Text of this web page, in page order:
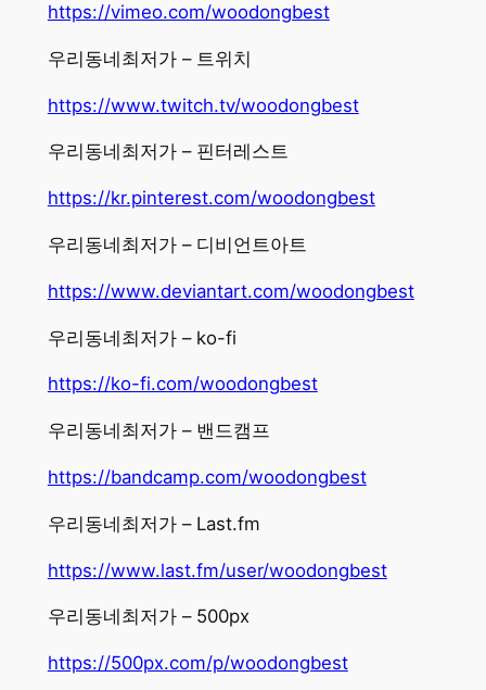
https://vimeo.com/woodongbest
우리동네최저가 – 트위치
https://www.twitch.tv/woodongbest
우리동네최저가 – 핀터레스트
https://kr.pinterest.com/woodongbest
우리동네최저가 – 디비언트아트
https://www.deviantart.com/woodongbest
우리동네최저가 – ko-fi
https://ko-fi.com/woodongbest
우리동네최저가 – 밴드캠프
https://bandcamp.com/woodongbest
우리동네최저가 – Last.fm
https://www.last.fm/user/woodongbest
우리동네최저가 – 500px
https://500px.com/p/woodongbest